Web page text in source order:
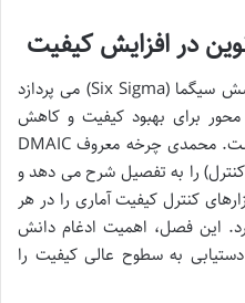
در افزایش کیفیت
فصل سیزدهم به معرفی متدولوژی شش سیگما (Six Sigma) می پردازد
برای بهبود کیفیت و کاهش
نقص ها تا سطح نزدیک به صفر است. محمدی چرخه معروف DMAIC
کنترل) را به تفصیل شرح می دهد و
کنترل کیفیت آماری را در هر
این فصل، اهمیت ادغام دانش
به سطوح عالی کیفیت را